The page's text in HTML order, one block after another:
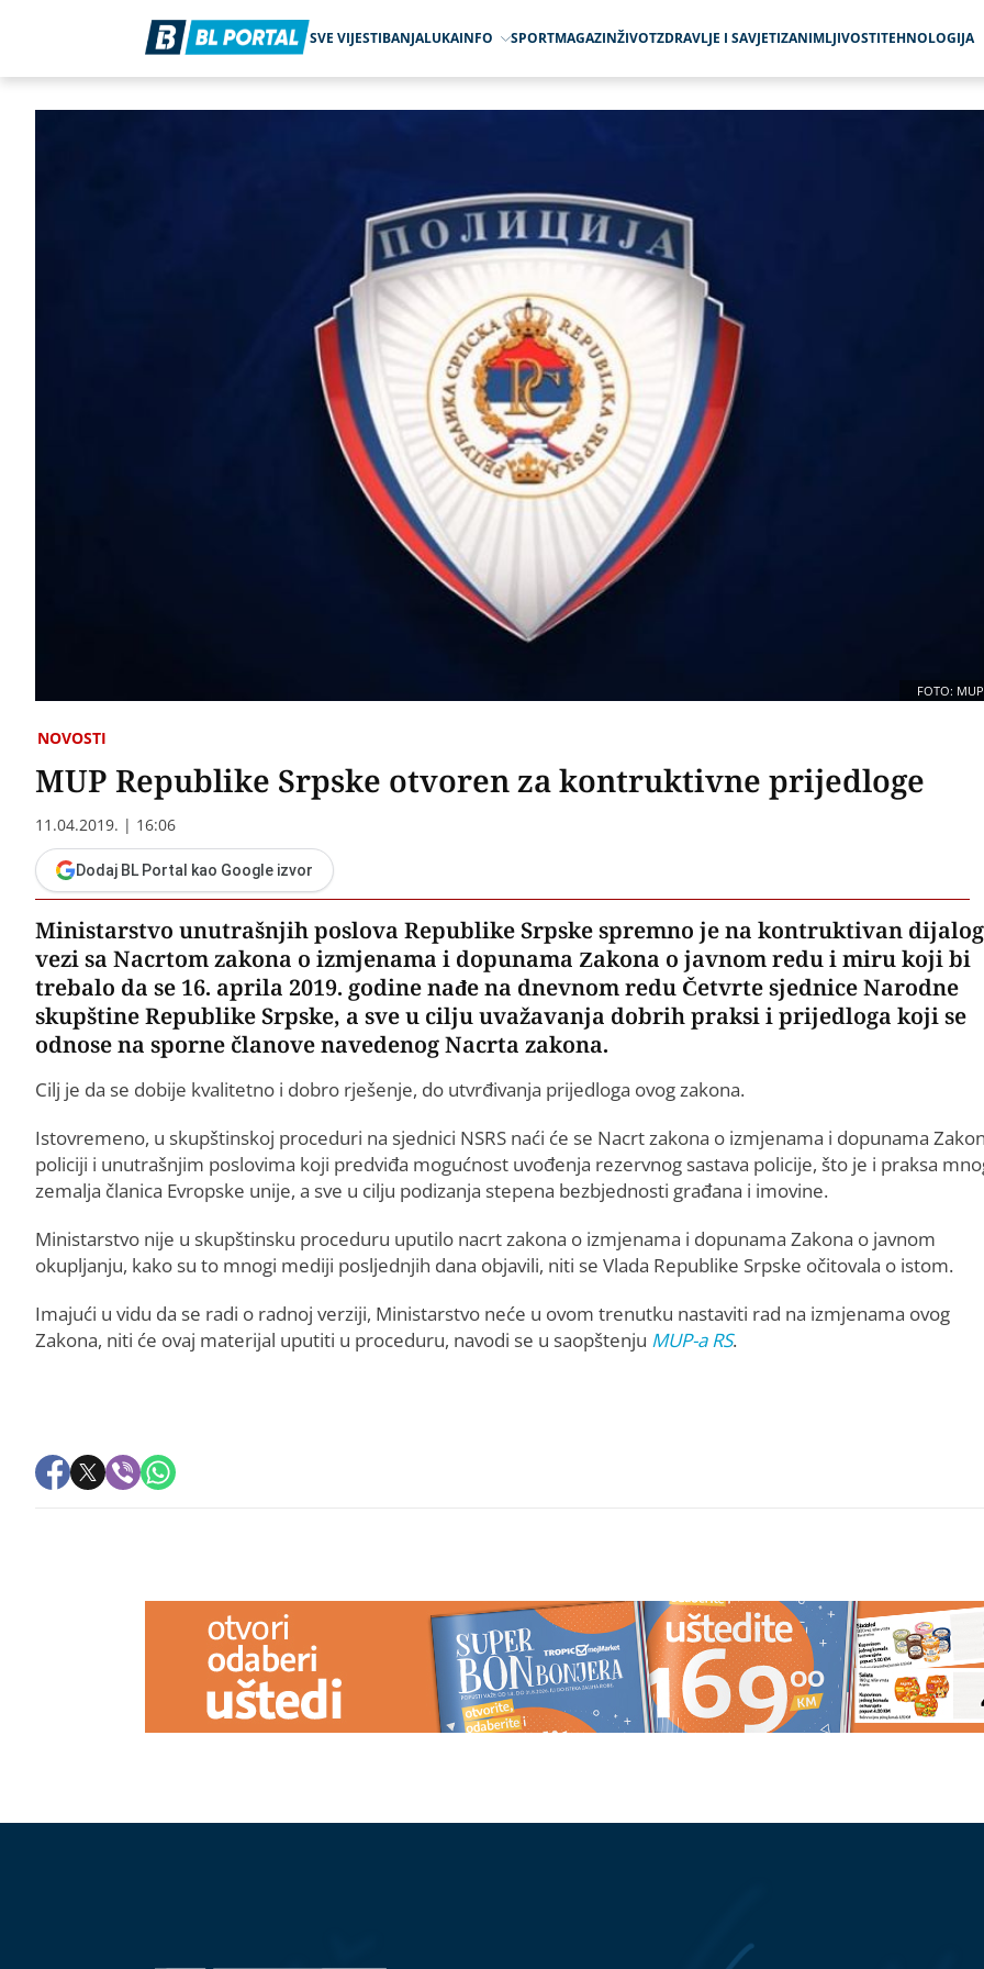
SVE VIJESTIBANJALUKAINFO SPORTMAGAZINŽIVOTZDRAVLJE I SAVJETIZANIMLJIVOSTITEHNOLOGIJA
FOTO:
NOVOSTI
MUP Republike Srpske otvoren za kontruktivne prijedloge
11.04.2019. | 16:06
Dodaj BL Portal kao Google izvor
Ministarstvo unutrašnjih poslova Republike Srpske spremno je na kontruktivan
vezi sa Nacrtom zakona o izmjenama i dopunama Zakona o javnom redu i miru koji bi
trebalo da se 16. aprila 2019. godine nađe na dnevnom redu Četvrte sjednice Narodne
skupštine Republike Srpske, a sve u cilju uvažavanja dobrih praksi i prijedloga koji se
odnose na sporne članove navedenog Nacrta zakona.
Cilj je da se dobije kvalitetno i dobro rješenje, do utvrđivanja prijedloga ovog zakona.
Istovremeno, u skupštinskoj proceduri na sjednici NSRS naći će se Nacrt zakona o izmjenama i dopunama
policiji i unutrašnjim poslovima koji predviđa mogućnost uvođenja rezervnog sastava policije, što je i praksa
zemalja članica Evropske unije, a sve u cilju podizanja stepena bezbjednosti građana i imovine.
Ministarstvo nije u skupštinsku proceduru uputilo nacrt zakona o izmjenama i dopunama Zakona o javnom
okupljanju, kako su to mnogi mediji posljednjih dana objavili, niti se Vlada Republike Srpske očitovala o istom.
Imajući u vidu da se radi o radnoj verziji, Ministarstvo neće u ovom trenutku nastaviti rad na izmjenama ovog
Zakona, niti će ovaj materijal uputiti u proceduru, navodi se u saopštenju MUP-a RS.
uputilo apel: Zbog suše racionalno i saobraćajku u Crnoj Gori
zdravlju